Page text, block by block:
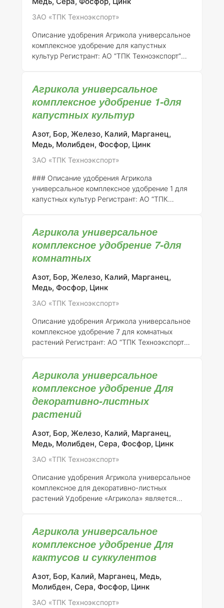
сбалансированный набор макро- и
микроэлементов, необходимых для
Основные компонен
ЗАО «ТПК Техноэкспорт»
Описание удобрения Агрикола универсальное
комплексное удобрение для капустных
культур Регистрант: АО “ТПК Техноэкспорт”
государственной регистрации от 21.07.2015 №
Общее описание:Агрикола
универсальное комплексное удобрение для
капустных культур представляет собой
сбалансированный минеральный состав,
разработанный для обеспечения
оптимального роста и развития растений
семейства капустных. Данное удобрение
Агрикола универсальное
комплексное удобрение 1-для
капустных культур
Азот, Бор, Железо, Калий, Марганец,
Медь, Молибден, Фосфор, Цинк
ЗАО «ТПК Техноэкспорт»
### Описание удобрения Агрикола
универсальное комплексное удобрение 1 для
капустных культур Регистрант: АО “ТПК
свидетельства о государственной
регистрации от 21.07.2015 № 718) #### Общая
информация Агрикола универсальное
комплексное удобрение 1 предназначено для
обеспечения капустных культур
необходимыми питательными веществами,
которые способствуют повышению
урожайности и улучшению качества
сбалансированный набор макро- и
микроэлемент
Агрикола универсальное
комплексное удобрение 7-для
комнатных
Азот, Бор, Железо, Калий, Марганец,
Медь, Фосфор, Цинк
ЗАО «ТПК Техноэкспорт»
Описание удобрения Агрикола универсальное
комплексное удобрение 7 для комнатных
растений Регистрант: АО “ТПК Техноэкспорт”
государственной регистрации от 21.07.2015 №
Общее описание:Агрикола является
универсальным комплексным минеральным
удобрением, предназначенным для
применения в комнатном цветоводстве. Оно
потребностей различных видов домашних
растений в макро- и микроэлементах, что
способствует их полноценному
Агрикола универсальное
комплексное удобрение Для
декоративно-листных
растений
Азот, Бор, Железо, Калий, Марганец,
Медь, Молибден, Сера, Фосфор, Цинк
ЗАО «ТПК Техноэкспорт»
Описание удобрения Агрикола универсальное
комплексное для декоративно-листных
растенийУдобрение «Агрикола» является
обеспечения оптимального питания
декоративно-листных растений. Продукт
зарегистрирован АО «ТПК Техноэкспорт» с
номером регистрации 046-10-3205-1, который
стал актуальным взамен ранее выданного
свидетельства о государственной
регистрации от 21.07.2015 № 718.
элементов и концентрация
Агрикола универсальное
комплексное удобрение Для
кактусов и суккулентов
Азот, Бор, Калий, Марганец, Медь,
Молибден, Сера, Фосфор, Цинк
ЗАО «ТПК Техноэкспорт»